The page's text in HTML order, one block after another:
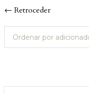
← Retroceder